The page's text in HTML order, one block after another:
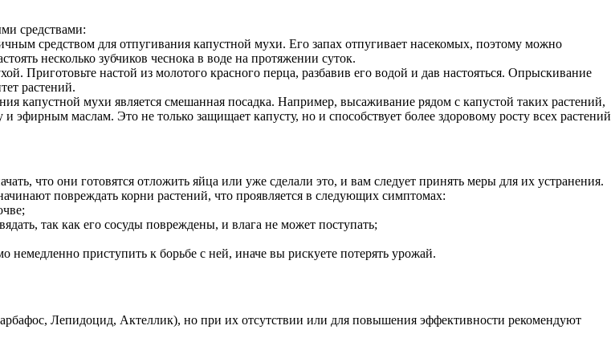
средствами:
средством для отпугивания капустной мухи. Его запах отпугивает насекомых, поэтому можно
несколько зубчиков чеснока в воде на протяжении суток.
Приготовьте настой из молотого красного перца, разбавив его водой и дав настояться. Опрыскивание
растений.
капустной мухи является смешанная посадка. Например, высаживание рядом с капустой таких растений,
эфирным маслам. Это не только защищает капусту, но и способствует более здоровому росту всех растений
что они готовятся отложить яйца или уже сделали это, и вам следует принять меры для их устранения.
повреждать корни растений, что проявляется в следующих симптомах:
так как его сосуды повреждены, и влага не может поступать;
приступить к борьбе с ней, иначе вы рискуете потерять урожай.
Лепидоцид, Актеллик), но при их отсутствии или для повышения эффективности рекомендуют